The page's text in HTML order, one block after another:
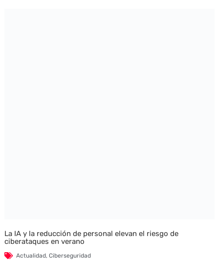
La IA y la reducción de personal elevan el riesgo de
ciberataques en verano
Actualidad, Ciberseguridad